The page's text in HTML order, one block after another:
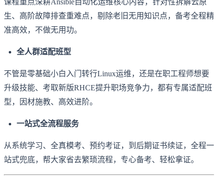
课程重点深耕Ansible自动化运维核心内容，针对性拆解云原
生、高阶故障排查重难点，剔除老旧无用知识点，备考全程精
准高效，不做无用功。
全人群适配班型
不管是零基础小白入门转行Linux运维，还是在职工程师想要
升级技能、考取新版RHCE提升职场竞争力，都有专属适配班
型，因材施教、高效进阶。
一站式全流程服务
从系统学习、全真模考、预约考证，到后期证书续证，全程一
站式兜底，帮大家省去繁琐流程，专心备考、轻松拿证。